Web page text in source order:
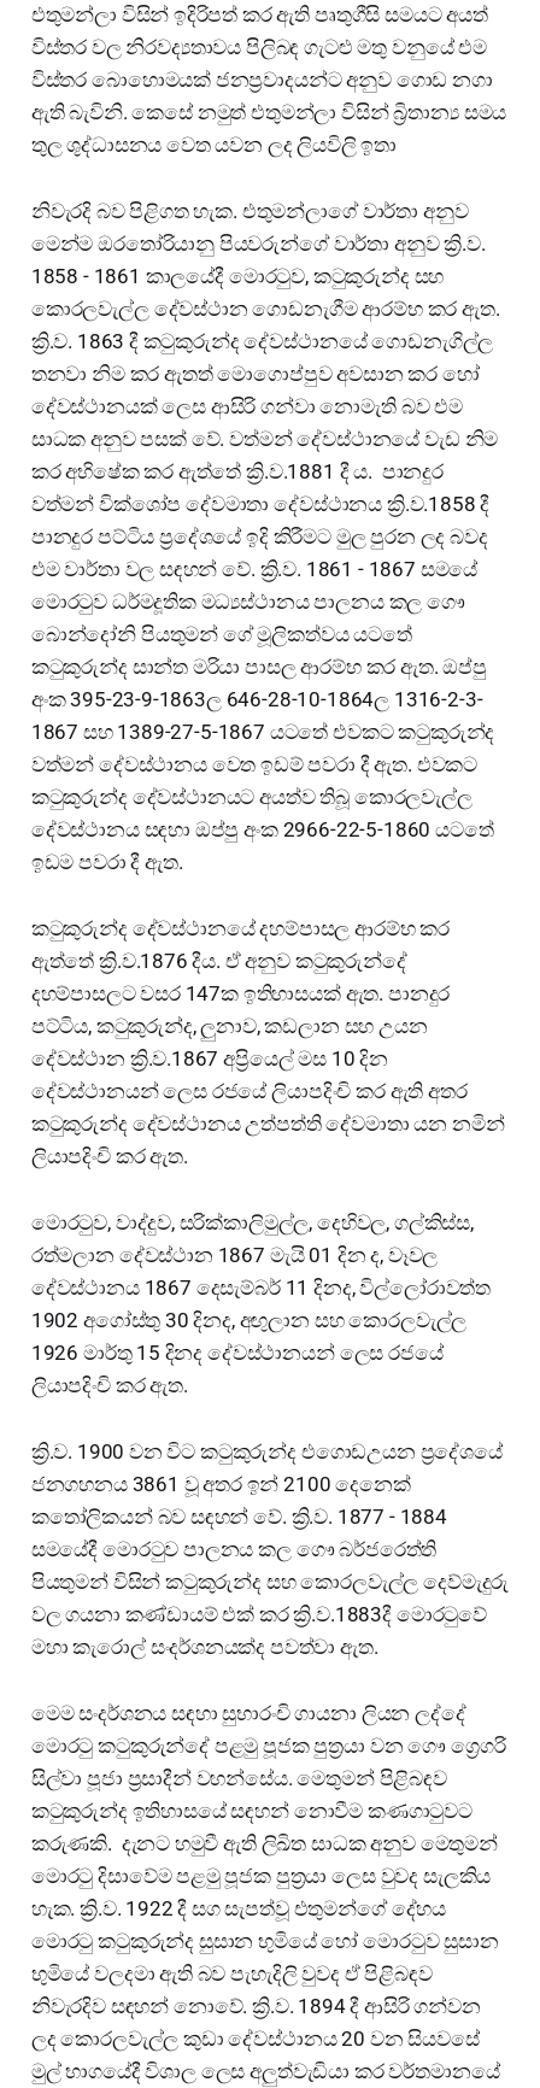
එතුමන්ලා විසින් ඉදිරිපත් කර ඇති පෘතුගීසි සමයට අයත්
විස්තර වල නිරවද්‍යතාවය පිලිබඳ ගැටළු මතු වනුයේ එම
විස්තර බොහොමයක් ජනප්‍රවාදයන්ට අනුව ගොඩ නගා
ඇති බැවිනි. කෙසේ නමුත් එතුමන්ලා විසින් බ්‍රිතාන්‍ය සමය
තුල ශුද්ධාසනය වෙත යවන ලද ලියවිලි ඉතා
නිවැරදි බව පිළිගත හැක. එතුමන්ලාගේ වාර්තා අනුව
මෙන්ම ඔරතෝරියානු පියවරුන්ගේ වාර්තා අනුව ක්‍රි.ව.
1858 - 1861 කාලයේදී මොරටුව, කටුකුරුන්ද සහ
කොරලවැල්ල දේවස්ථාන ගොඩනැගීම ආරම්භ කර ඇත.
ක්‍රි.ව. 1863 දී කටුකුරුන්ද දේවස්ථානයේ ගොඩනැගිල්ල
තනවා නිම කර ඇතත් මොගොප්පුව අවසාන කර හෝ
දේවස්ථානයක් ලෙස ආසිරි ගන්වා නොමැති බව එම
සාධක අනුව පසක් වේ. වත්මන් දේවස්ථානයේ වැඩ නිම
කර අභිෂේක කර ඇත්තේ ක්‍රි.ව.1881 දී ය. පානදුර
වත්මන් වික්ශෝප දේවමාතා දේවස්ථානය ක්‍රි.ව.1858 දී
පානදුර පට්ටිය ප්‍රදේශයේ ඉදි කිරීමට මුල පුරන ලද බවද
එම වාර්තා වල සඳහන් වේ. ක්‍රි.ව. 1861 - 1867 සමයේ
මොරටුව ධර්මදූතික මධ්‍යස්ථානය පාලනය කල ගෞ
බොන්දෝනි පියතුමන් ගේ මූලිකත්වය යටතේ
කටුකුරුන්ද සාන්ත මරියා පාසල ආරම්භ කර ඇත. ඔප්පු
අංක 395-23-9-1863ල 646-28-10-1864ල 1316-2-3-
1867 සහ 1389-27-5-1867 යටතේ එවකට කටුකුරුන්ද
වත්මන් දේවස්ථානය වෙත ඉඩම් පවරා දී ඇත. එවකට
කටුකුරුන්ද දේවස්ථානයට අයත්ව තිබූ කොරලවැල්ල
දේවස්ථානය සඳහා ඔප්පු අංක 2966-22-5-1860 යටතේ
ඉඩම පවරා දී ඇත.
කටුකුරුන්ද දේවස්ථානයේ දහම්පාසල ආරම්භ කර
ඇත්තේ ක්‍රි.ව.1876 දීය. ඒ අනුව කටුකුරුන්දේ
දහම්පාසලට වසර 147ක ඉතිහාසයක් ඇත. පානදුර
පට්ටිය, කටුකුරුන්ද, ලුනාව, කඩලාන සහ උයන
දේවස්ථාන ක්‍රි.ව.1867 අප්‍රියෙල් මස 10 දින
දේවස්ථානයන් ලෙස රජයේ ලියාපදිංචි කර ඇති අතර
කටුකුරුන්ද දේවස්ථානය උත්පත්ති දේවමාතා යන නමින්
ලියාපදිංචි කර ඇත.
මොරටුව, වාද්දුව, සරික්කාලිමුල්ල, දෙහිවල, ගල්කිස්ස,
රත්මලාන දේවස්ථාන 1867 මැයි 01 දින ද, වෑවල
දේවස්ථානය 1867 දෙසැම්බර් 11 දිනද, විල්ලෝරාවත්ත
1902 අගෝස්තු 30 දිනද, අඟුලාන සහ කොරලවැල්ල
1926 මාර්තු 15 දිනද දේවස්ථානයන් ලෙස රජයේ
ලියාපදිංචි කර ඇත.
ක්‍රි.ව. 1900 වන විට කටුකුරුන්ද එගොඩඋයන ප්‍රදේශයේ
ජනගහනය 3861 වූ අතර ඉන් 2100 දෙනෙක්
කතෝලිකයන් බව සඳහන් වේ. ක්‍රි.ව. 1877 - 1884
සමයේදී මොරටුව පාලනය කල ගෞ බර්ජරෙත්ති
පියතුමන් විසින් කටුකුරුන්ද සහ කොරලවැල්ල දෙව්මැදුරු
වල ගයනා කණ්ඩායම් එක් කර ක්‍රි.ව.1883දී මොරටුවේ
මහා කැරොල් සංදර්ශනයක්ද පවත්වා ඇත.
මෙම සංදර්ශනය සඳහා සුභාරංචි ගායනා ලියන ලද්දේ
මොරටු කටුකුරුන්දේ පළමු පූජක පුත්‍රයා වන ගෞ ග්‍රෙගරි
සිල්වා පූජා ප්‍රසාදීන් වහන්සේය. මෙතුමන් පිළිබඳව
කටුකුරුන්ද ඉතිහාසයේ සඳහන් නොවීම කණගාටුවට
කරුණකි. දැනට හමුවී ඇති ලිඛිත සාධක අනුව මෙතුමන්
මොරටු දිසාවේම පළමු පූජක පුත්‍රයා ලෙස වුවද සැලකිය
හැක. ක්‍රි.ව. 1922 දී සග සැපත්වූ එතුමන්ගේ දේහය
මොරටු කටුකුරුන්ද සුසාන භුමියේ හෝ මොරටුව සුසාන
භුමියේ වලදමා ඇති බව පැහැදිලි වුවද ඒ පිළිබඳව
නිවැරදිව සඳහන් නොවේ. ක්‍රි.ව. 1894 දී ආසිරි ගන්වන
ලද කොරලවැල්ල කුඩා දේවස්ථානය 20 වන සියවසේ
මුල් භාගයේදී විශාල ලෙස අලුත්වැඩියා කර වර්තමානයේ